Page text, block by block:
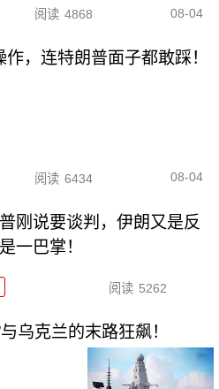
阅读 4868 08-04
，连特朗普面子都敢踩！
阅读 6434 08-04
刚说要谈判，伊朗又是反
一巴掌！
阅读 5262
乌克兰的末路狂飙！